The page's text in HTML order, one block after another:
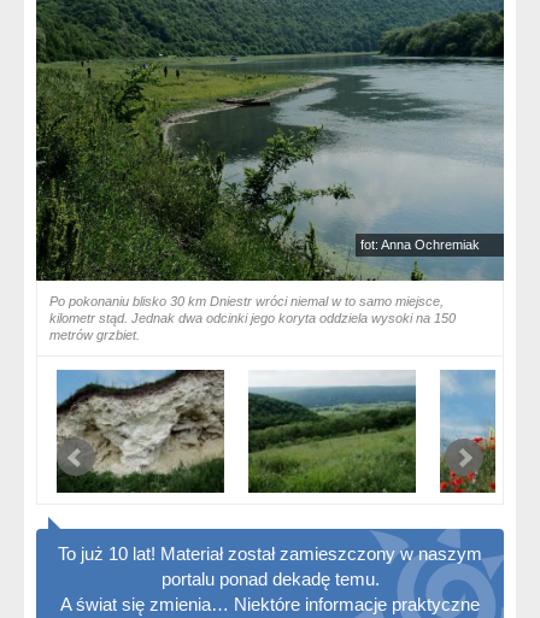
fot: Anna Ochremiak
Po pokonaniu blisko 30 km Dniestr wróci niemal w to samo miejsce,
kilometr stąd. Jednak dwa odcinki jego koryta oddziela wysoki na 150
metrów grzbiet.
To już 10 lat! Materiał został zamieszczony w naszym
portalu ponad dekadę temu.
A świat się zmienia… Niektóre informacje praktyczne